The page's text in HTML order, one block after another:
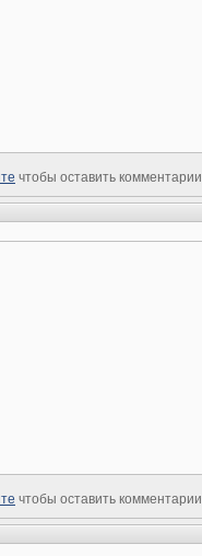
чтобы оставить комментарии
чтобы оставить комментарии